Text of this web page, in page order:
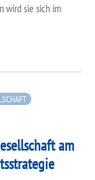
wird sie sich im
am